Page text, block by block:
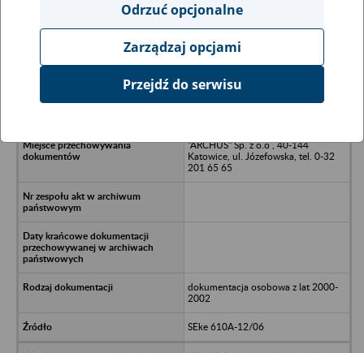
Ukryj wszystkie pozycje bazy
MEDIA Sp. z o.o, Chorzów ul.
"ARCHUS" Sp. z o.o , 40-144
Katowice, ul. Józefowska, tel. 0-32
201 65 65
dokumentacja osobowa z lat 2000-
2002
SEke 610A-12/06
Odrzuć opcjonalne
Zarządzaj opcjami
Przejdź do serwisu